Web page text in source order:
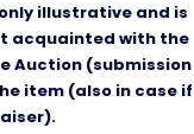
illustrative and is
acquainted with the
Auction (submission
item (also in case if